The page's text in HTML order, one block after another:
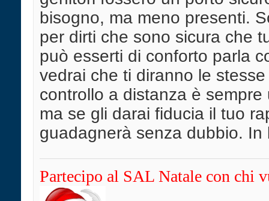
bisogno, ma meno presenti.
per dirti che sono sicura che
può esserti di conforto parla
vedrai che ti diranno le
controllo a distanza è
ma se gli darai fiducia il tuo
guadagnerà senza dubbio. In
Partecipo al SAL Natale con chi